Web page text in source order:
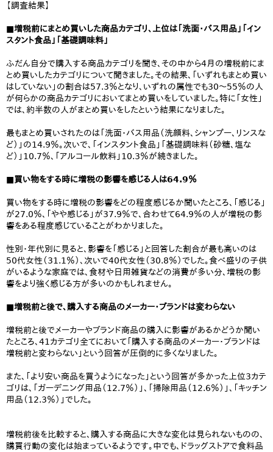
【調査結果】
■増税前にまとめ買いした商品カテゴリ、上位は「洗面・バス用品」「イン
スタント食品」「基礎調味料」
ふだん自分で購入する商品カテゴリを聞き、その中から4月の増税前にま
とめ買いしたカテゴリについて聞きました。その結果、「いずれもまとめ買い
はしていない」の割合は57.3％となり、いずれの属性でも30～55％の人
が何らかの商品カテゴリにおいてまとめ買いをしていました。特に「女性」
では、約半数の人がまとめ買いをしたという結果になりました。
最もまとめ買いされたのは「洗面・バス用品（洗顔料、シャンプー、リンスな
ど）」の14.9％。次いで、「インスタント食品」「基礎調味料（砂糖、塩な
ど）」10.7％、「アルコール飲料」10.3％が続きました。
■買い物をする時に増税の影響を感じる人は64.9％
買い物をする時に増税の影響をどの程度感じるか聞いたところ、「感じる」
が27.0％、「やや感じる」が37.9％で、合わせて64.9％の人が増税の影
響をある程度感じていることがわかりました。
性別・年代別に見ると、影響を「感じる」と回答した割合が最も高いのは
50代女性（31.1％）、次いで40代女性（30.8％）でした。食べ盛りの子供
がいるような家庭では、食材や日用雑貨などの消費が多い分、増税の影
響をより強く感じる方が多いのかもしれません。
■増税前と後で、購入する商品のメーカー・ブランドは変わらない
増税前と後でメーカーやブランド商品の購入に影響があるかどうか聞い
たところ、41カテゴリ全てにおいて「購入する商品のメーカー・ブランドは
増税前と変わらない」という回答が圧倒的に多くなりました。
また、「より安い商品を買うようになった」という回答が多かった上位3カテ
ゴリは、「ガーデニング用品（12.7％）」、「掃除用品（12.6％）」、「キッチン
用品（12.3％）」でした。
増税前後を比較すると、購入する商品に大きな変化は見られないものの、
購買行動の変化は始まっているようです。中でも、ドラッグストアで食料品